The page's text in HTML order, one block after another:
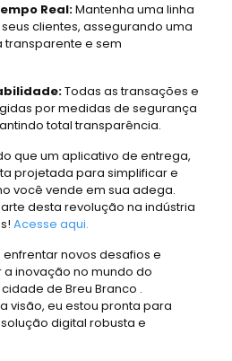
Real:Mantenha uma linha
clientes, assegurando uma
e sem
Todas as transações e
por medidas de segurança
total transparência.
que um aplicativo de entrega,
projetada para simplificar e
você vende em sua adega.
desta revolução na indústria
Acesse aqui.
novos desafios e
inovação no mundo do
de Breu Branco .
visão, eu estou pronta para
digital robusta e